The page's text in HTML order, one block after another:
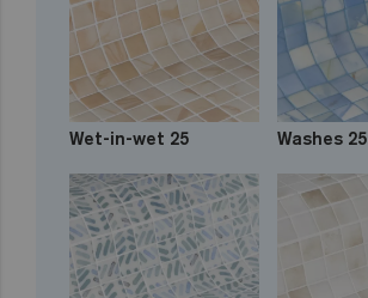
Wet-in-wet 25 Washes 25